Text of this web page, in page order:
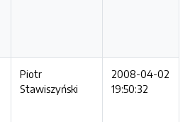
Piotr
Stawiszyński
2008-04-02
19:50:32